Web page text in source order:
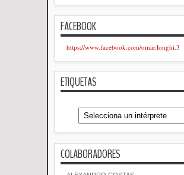
FACEBOOK
https://www.facebook.com/omar.longhi.3
ETIQUETAS
COLABORADORES